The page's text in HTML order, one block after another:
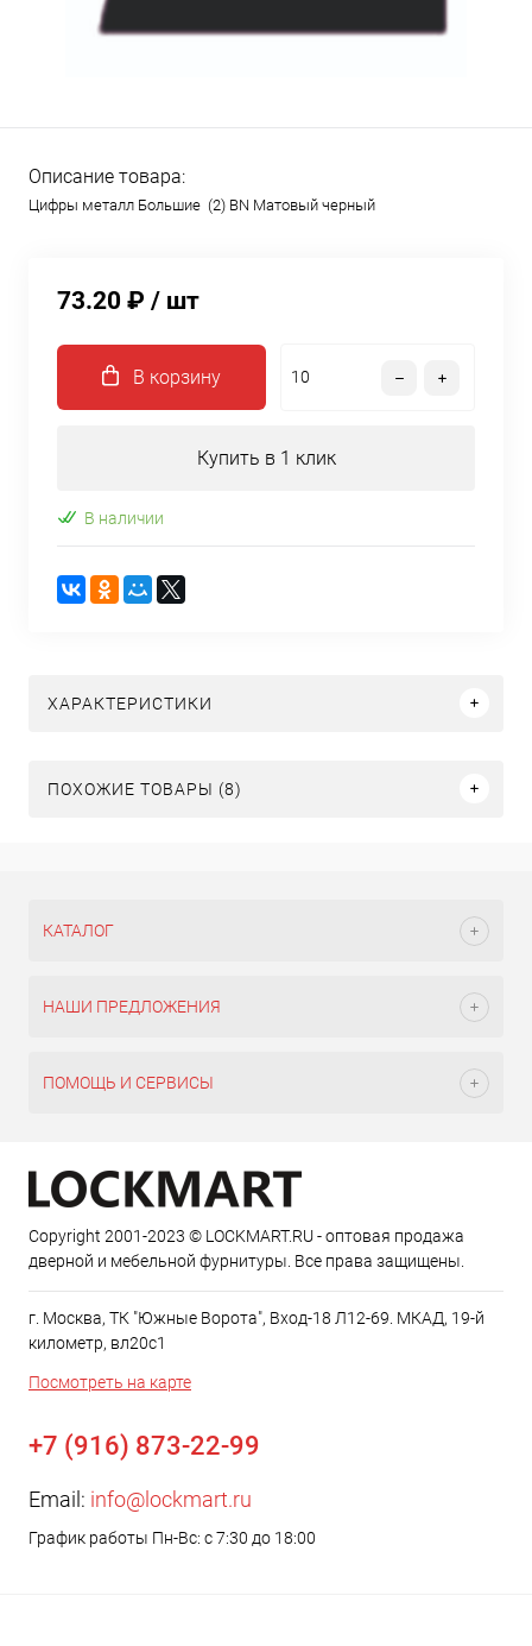
Описание товара:
Цифры металл Большие (2) BN Матовый черный
73.20 ₽ / шт
В корзину
Купить в 1 клик
В наличии
ХАРАКТЕРИСТИКИ
ПОХОЖИЕ ТОВАРЫ (8)
КАТАЛОГ
НАШИ ПРЕДЛОЖЕНИЯ
ПОМОЩЬ И СЕРВИСЫ
Copyright 2001-2023 © LOCKMART.RU - оптовая продажа
дверной и мебельной фурнитуры. Все права защищены.
г. Москва, ТК "Южные Ворота", Вход-18 Л12-69. МКАД, 19-й
километр, вл20с1
Посмотреть на карте
+7 (916) 873-22-99
Email: info@lockmart.ru
График работы Пн-Вс: с 7:30 до 18:00